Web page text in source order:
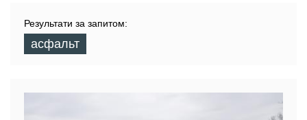
Результати за запитом:
асфальт